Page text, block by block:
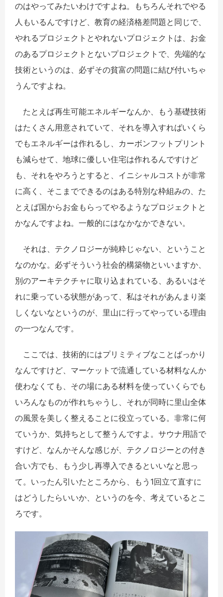
のはやってみたいわけですよね。もちろんそれでやる
人もいるんですけど、教育の経済格差問題と同じで、
やれるプロジェクトとやれないプロジェクトは、お金
のあるプロジェクトとないプロジェクトで、先端的な
技術というのは、必ずその貧富の問題に結び付いちゃ
うんですよね。
たとえば再生可能エネルギーなんか、もう基礎技術
はたくさん用意されていて、それを導入すればいくら
でもエネルギーは作れるし、カーボンフットプリント
も減らせて、地球に優しい住宅は作れるんですけど
も、それをやろうとすると、イニシャルコストが非常
に高く、そこまでできるのはある特別な枠組みの、た
とえば国からお金もらってやるようなプロジェクトと
かなんですよね。一般的にはなかなかできない。
それは、テクノロジーが純粋じゃない、ということ
なのかな。必ずそういう社会的構築物といいますか、
別のアーキテクチャに取り込まれている、あるいはそ
れに乗っている状態があって、私はそれがあんまり楽
しくないなというのが、里山に行ってやっている理由
の一つなんです。
ここでは、技術的にはプリミティブなことばっかり
なんですけど、マーケットで流通している材料なんか
使わなくても、その場にある材料を使っていくらでも
いろんなものが作れちゃうし、それが同時に里山全体
の風景を美しく整えることに役立っている。非常に何
ていうか、気持ちとして整うんですよ。サウナ用語で
すけど、なんかそんな感じが、テクノロジーとの付き
合い方でも、もう少し再導入できるといいなと思っ
て。いったん引いたところから、もう1回立て直すに
はどうしたらいいか、というのを今、考えているとこ
ろです。